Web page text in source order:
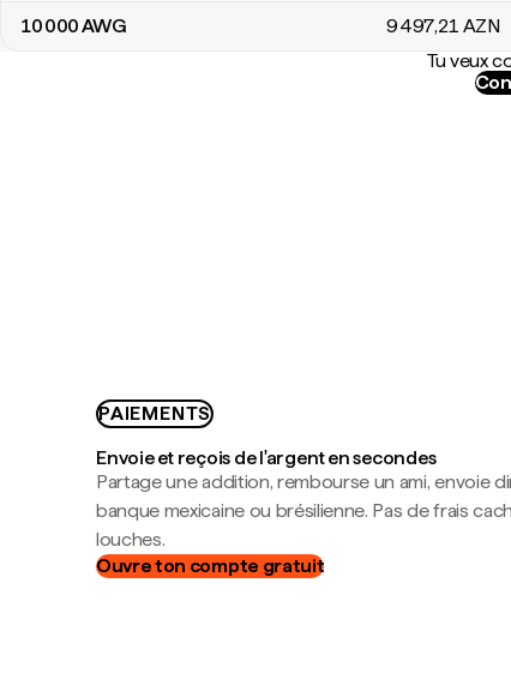
10 000AWG 9 497,21 AZN
Tu veux
PAIEMENTS
Envoie et reçois de l'argent en secondes
Partage une addition, rembourse un ami, envoie
banque mexicaine ou brésilienne. Pas de frais
louches.
Ouvre ton compte gratuit